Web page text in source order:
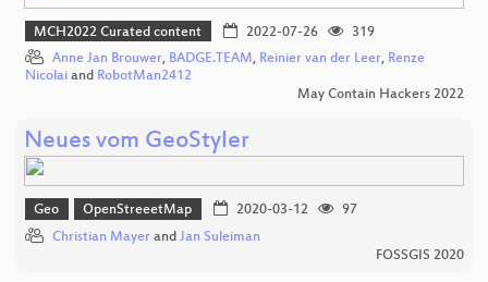
MCH2022 Curated content 2022-07-26
319
Anne Jan Brouwer, BADGE.TEAM, Reinier van der Leer, Renze
Nicolai and RobotMan2412
May Contain Hackers 2022
Neues vom GeoStyler
Geo OpenStreeetMap 2020-03-12
97
Christian Mayer and Jan Suleiman
FOSSGIS 2020